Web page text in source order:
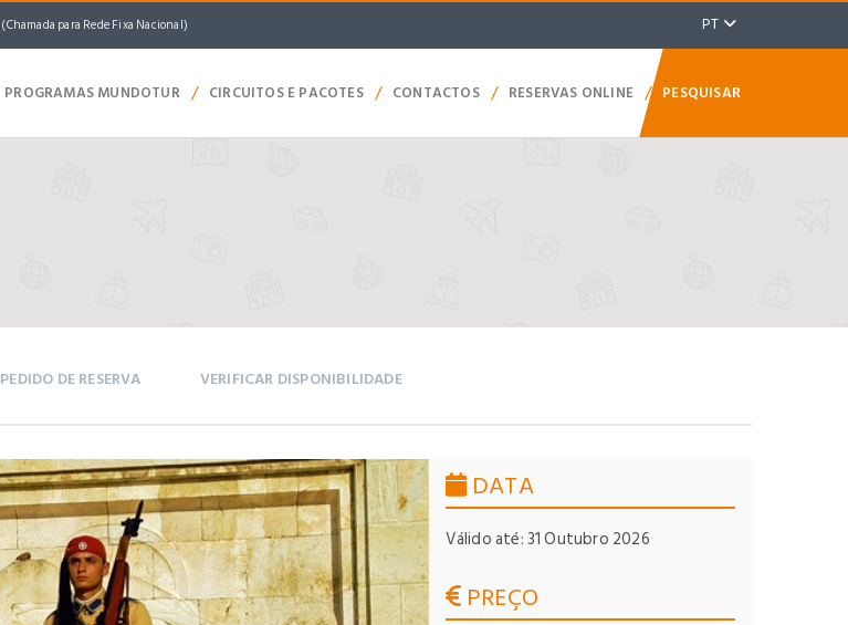
(Chamada para Rede Fixa Nacional) PT
PROGRAMAS MUNDOTUR / CIRCUITOS E PACOTES / CONTACTOS / RESERVAS ONLINE / PESQUISAR
PEDIDO DE RESERVA VERIFICAR DISPONIBILIDADE
DATA
Válido até: 31 Outubro 2026
PREÇO